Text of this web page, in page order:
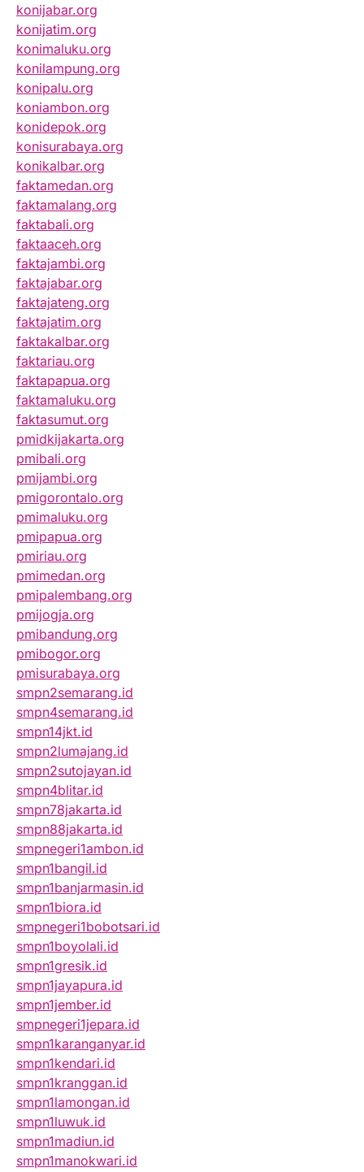
konijabar.org
konijatim.org
konimaluku.org
konilampung.org
konipalu.org
koniambon.org
konidepok.org
konisurabaya.org
konikalbar.org
faktamedan.org
faktamalang.org
faktabali.org
faktaaceh.org
faktajambi.org
faktajabar.org
faktajateng.org
faktajatim.org
faktakalbar.org
faktariau.org
faktapapua.org
faktamaluku.org
faktasumut.org
pmidkijakarta.org
pmibali.org
pmijambi.org
pmigorontalo.org
pmimaluku.org
pmipapua.org
pmiriau.org
pmimedan.org
pmipalembang.org
pmijogja.org
pmibandung.org
pmibogor.org
pmisurabaya.org
smpn2semarang.id
smpn4semarang.id
smpn14jkt.id
smpn2lumajang.id
smpn2sutojayan.id
smpn4blitar.id
smpn78jakarta.id
smpn88jakarta.id
smpnegeri1ambon.id
smpn1bangil.id
smpn1banjarmasin.id
smpn1biora.id
smpnegeri1bobotsari.id
smpn1boyolali.id
smpn1gresik.id
smpn1jayapura.id
smpn1jember.id
smpnegeri1jepara.id
smpn1karanganyar.id
smpn1kendari.id
smpn1kranggan.id
smpn1lamongan.id
smpn1luwuk.id
smpn1madiun.id
smpn1manokwari.id